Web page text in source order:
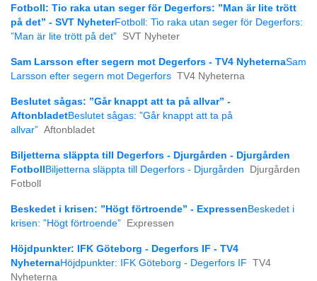
Fotboll: Tio raka utan seger för Degerfors: ”Man är lite trött
på det” - SVT NyheterFotboll: Tio raka utan seger för Degerfors:
”Man är lite trött på det” SVT Nyheter
Sam Larsson efter segern mot Degerfors - TV4 NyheternaSam
Larsson efter segern mot Degerfors TV4 Nyheterna
Beslutet sågas: ”Går knappt att ta på allvar” -
AftonbladetBeslutet sågas: ”Går knappt att ta på
allvar” Aftonbladet
Biljetterna släppta till Degerfors - Djurgården - Djurgården
Fotboll
Biljetterna släppta till Degerfors - Djurgården
Djurgården
Fotboll
Beskedet i krisen: ”Högt förtroende” - Expressen Beskedet i
krisen: ”Högt förtroende”
Expressen
Höjdpunkter: IFK Göteborg - Degerfors IF - TV4
NyheternaHöjdpunkter: IFK Göteborg - Degerfors IF TV4
Nyheterna